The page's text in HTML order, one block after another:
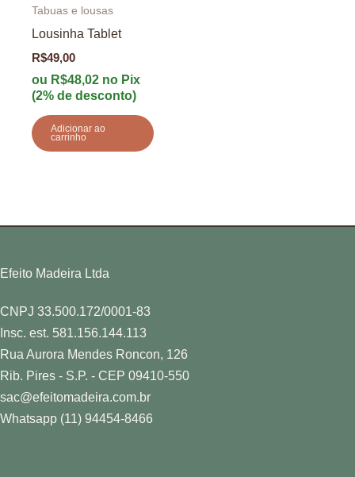
Tabuas e lousas
Lousinha Tablet
R$49,00
ou R$48,02no Pix
(2% de desconto)
Adicionar ao
carrinho
Efeito Madeira Ltda
CNPJ 33.500.172/0001-83
Insc. est. 581.156.144.113
Rua Aurora Mendes Roncon, 126
Rib. Pires - S.P. - CEP 09410-550
sac@efeitomadeira.com.br
Whatsapp (11) 94454-8466